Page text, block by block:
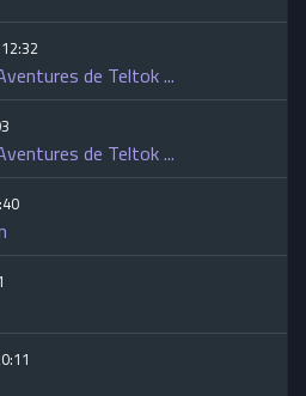
de Teltok ...
de Teltok ...